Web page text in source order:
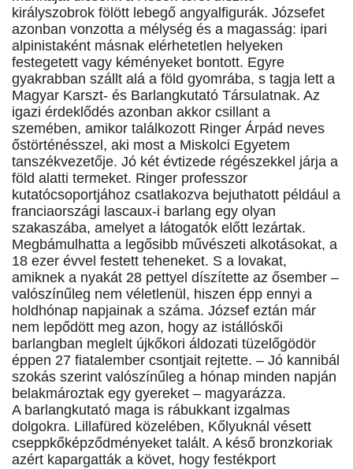
királyszobrok fölött lebegő angyalfigurák. Józsefet
azonban vonzotta a mélység és a magasság: ipari
alpinistaként másnak elérhetetlen helyeken
festegetett vagy kéményeket bontott. Egyre
gyakrabban szállt alá a föld gyomrába, s tagja lett a
Magyar Karszt- és Barlangkutató Társulatnak. Az
igazi érdeklődés azonban akkor csillant a
szemében, amikor találkozott Ringer Árpád neves
őstörténésszel, aki most a Miskolci Egyetem
tanszékvezetője. Jó két évtizede régészekkel járja a
föld alatti termeket. Ringer professzor
kutatócsoportjához csatlakozva bejuthatott például a
franciaországi lascaux-i barlang egy olyan
szakaszába, amelyet a látogatók előtt lezártak.
Megbámulhatta a legősibb művészeti alkotásokat, a
18 ezer évvel festett teheneket. S a lovakat,
amiknek a nyakát 28 pettyel díszítette az ősember –
valószínűleg nem véletlenül, hiszen épp ennyi a
holdhónap napjainak a száma. József eztán már
nem lepődött meg azon, hogy az istállóskői
barlangban meglelt újkőkori áldozati tüzelőgödör
éppen 27 fiatalember csontjait rejtette. – Jó kannibál
szokás szerint valószínűleg a hónap minden napján
belakmároztak egy gyereket – magyarázza.
A barlangkutató maga is rábukkant izgalmas
dolgokra. Lillafüred közelében, Kőlyuknál vésett
cseppkőképződményeket talált. A késő bronzkoriak
azért kapargatták a követ, hogy festékport